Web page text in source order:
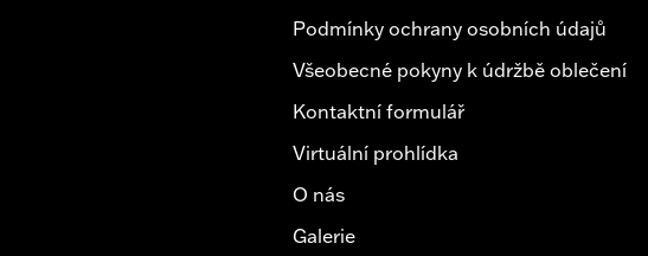
Podmínky ochrany osobních údajů
Všeobecné pokyny k údržbě oblečení
Kontaktní formulář
Virtuální prohlídka
O nás
Galerie